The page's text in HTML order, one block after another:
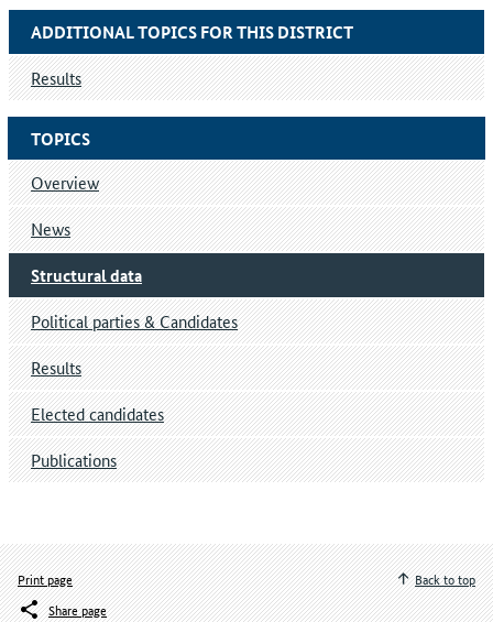
TOPICS
Overview
News
Structural data
Political parties & Candidates
Results
Elected candidates
Publications
ADDITIONAL TOPICS FOR THIS DISTRICT
Results
Print page
Share page
Back to top